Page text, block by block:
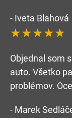
- Iveta Blahová
★★★★★
Objednal som
auto. Všetko
problémov.
- Marek